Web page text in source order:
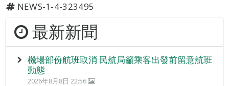
NEWS-1-4-323495
最新新聞
機場部份航班取消 民航局籲乘客出發前留意航班
動態
2026年8月8日 22:56